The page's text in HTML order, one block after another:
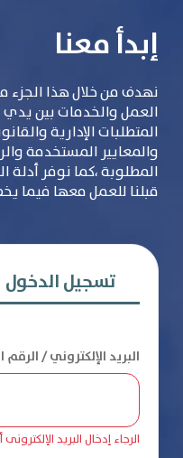
إبدأ معنا
نهدف من خلال هذا
العمل والخدمات بين
المتطلبات الإدارية
والمعايير المستخدمة
المطلوبة ،كما نوفر أدلة
قبلنا للعمل معها فيما
تسجيل الدخول
البريد الإلكتروني /
الرجاء إدخال البريد